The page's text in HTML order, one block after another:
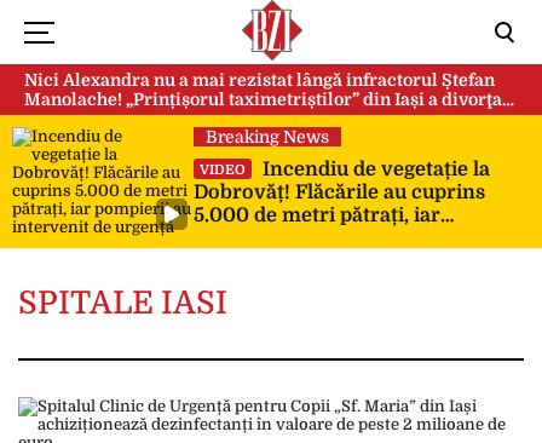
Nici Alexandra nu a mai rezistat lângă infractorul Ștefan
Manolache! „Prințișorul taximetriștilor” din Iași a divorţat
după doi ani de căsnicie
Breaking News
VIDEO
Incendiu de vegetație la
Dobrovăț! Flăcările au cuprins
5.000 de metri pătrați, iar
SPITALE IASI